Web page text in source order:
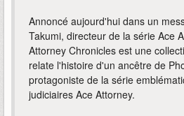
Annoncé aujourd'hui dans un
Takumi, directeur de la série Ace
Attorney Chronicles est une
relate l'histoire d'un ancêtre de
protagoniste de la série
judiciaires Ace Attorney.